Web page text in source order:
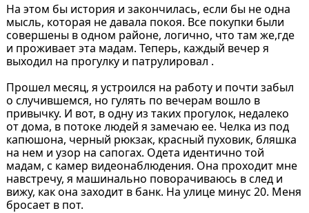
На этом бы история и закончилась, если бы не одна
мысль, которая не давала покоя. Все покупки были
совершены в одном районе, логично, что там же,где
и проживает эта мадам. Теперь, каждый вечер я
выходил на прогулку и патрулировал .
Прошел месяц, я устроился на работу и почти забыл
о случившемся, но гулять по вечерам вошло в
привычку. И вот, в одну из таких прогулок, недалеко
от дома, в потоке людей я замечаю ее. Челка из под
капюшона, черный рюкзак, красный пуховик, бляшка
на нем и узор на сапогах. Одета идентично той
мадам, с камер видеонаблюдения. Она проходит мне
навстречу, я машинально поворачиваюсь в след и
вижу, как она заходит в банк. На улице минус 20. Меня
бросает в пот.